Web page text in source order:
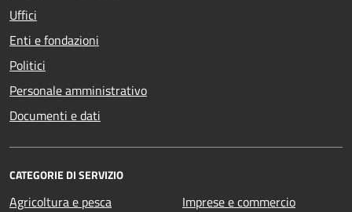
Uffici
Enti e fondazioni
Politici
Personale amministrativo
Documenti e dati
CATEGORIE DI SERVIZIO
Agricoltura e pesca
Imprese e commercio